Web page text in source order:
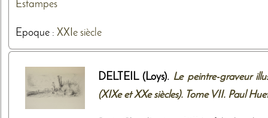
Estampes
Epoque : XXIe siècle
DELTEIL (Loys). Le peintre-graveur
(XIXe et XXe siècles). Tome VII. Paul